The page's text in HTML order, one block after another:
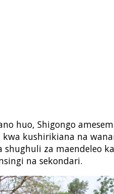
huo, Shigongo
kushirikiana na
za maendeleo
na sekondari.